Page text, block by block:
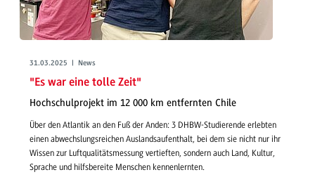
31.03.2025 | News
"Es war eine tolle Zeit"
Hochschulprojekt im 12 000 km entfernten Chile
Über den Atlantik an den Fuß der Anden: 3 DHBW-Studierende erlebten
einen abwechslungsreichen Auslandsaufenthalt, bei dem sie nicht nur ihr
Wissen zur Luftqualitätsmessung vertieften, sondern auch Land, Kultur,
Sprache und hilfsbereite Menschen kennenlernten.